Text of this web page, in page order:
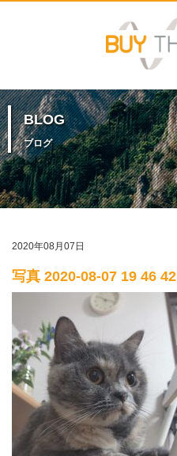
BLOG
ブログ
2020年08月07日
写真 2020-08-07 19 46 42